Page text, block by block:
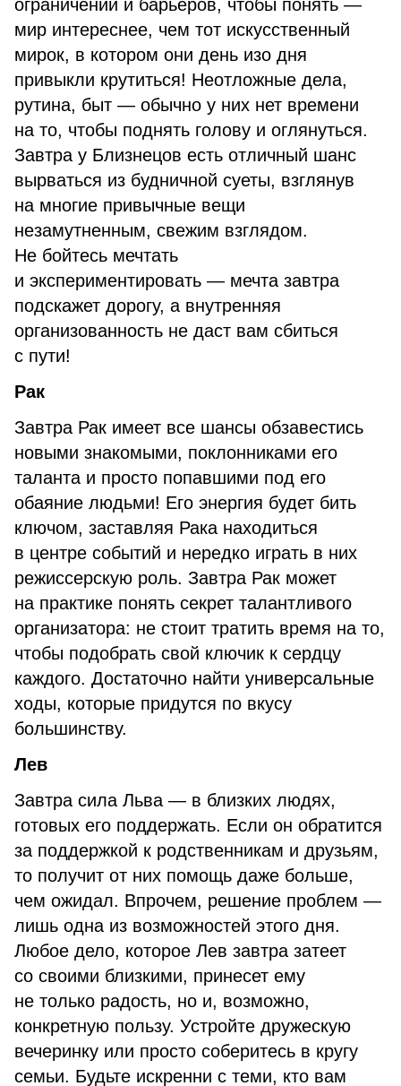
ограничений и барьеров, чтобы понять —
мир интереснее, чем тот искусственный
мирок, в котором они день изо дня
привыкли крутиться! Неотложные дела,
рутина, быт — обычно у них нет времени
на то, чтобы поднять голову и оглянуться.
Завтра у Близнецов есть отличный шанс
вырваться из будничной суеты, взглянув
на многие привычные вещи
незамутненным, свежим взглядом.
Не бойтесь мечтать
и экспериментировать — мечта завтра
подскажет дорогу, а внутренняя
организованность не даст вам сбиться
с пути!
Рак
Завтра Рак имеет все шансы обзавестись
новыми знакомыми, поклонниками его
таланта и просто попавшими под его
обаяние людьми! Его энергия будет бить
ключом, заставляя Рака находиться
в центре событий и нередко играть в них
режиссерскую роль. Завтра Рак может
на практике понять секрет талантливого
организатора: не стоит тратить время на то,
чтобы подобрать свой ключик к сердцу
каждого. Достаточно найти универсальные
ходы, которые придутся по вкусу
большинству.
Лев
Завтра сила Льва — в близких людях,
готовых его поддержать. Если он обратится
за поддержкой к родственникам и друзьям,
то получит от них помощь даже больше,
чем ожидал. Впрочем, решение проблем —
лишь одна из возможностей этого дня.
Любое дело, которое Лев завтра затеет
со своими близкими, принесет ему
не только радость, но и, возможно,
конкретную пользу. Устройте дружескую
вечеринку или просто соберитесь в кругу
семьи. Будьте искренни с теми, кто вам